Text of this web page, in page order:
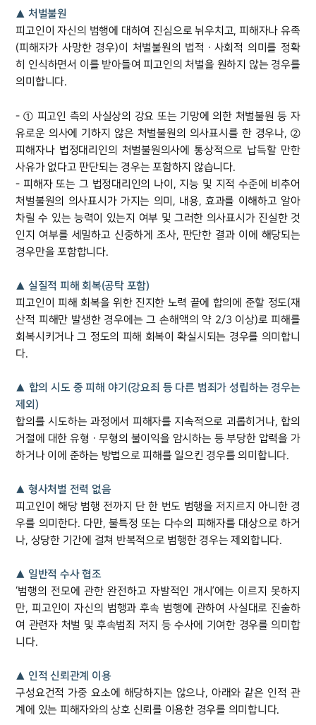
고객후기
성범죄대응부 업무
전체
구성원 소개
성범죄전문변호사
소식/자료
공지사항
법률 블로그
법률서식
뉴스레터/브로슈어
세미나
대륜법률상담예약
대륜법률상담예약
▲ 처벌불원
피고인이 자신의 범행에 대하여 진심으로 뉘우치고, 피해자나 유족
(피해자가 사망한 경우)이 처벌불원의 법적ㆍ사회적 의미를 정확
히 인식하면서 이를 받아들여 피고인의 처벌을 원하지 않는 경우를
의미합니다.
- ① 피고인 측의 사실상의 강요 또는 기망에 의한 처벌불원 등 자
유로운 의사에 기하지 않은 처벌불원의 의사표시를 한 경우나, ②
피해자나 법정대리인의 처벌불원의사에 통상적으로 납득할 만한
사유가 없다고 판단되는 경우는 포함하지 않습니다.
- 피해자 또는 그 법정대리인의 나이, 지능 및 지적 수준에 비추어
처벌불원의 의사표시가 가지는 의미, 내용, 효과를 이해하고 알아
차릴 수 있는 능력이 있는지 여부 및 그러한 의사표시가 진실한 것
인지 여부를 세밀하고 신중하게 조사, 판단한 결과 이에 해당되는
경우만을 포함합니다.
▲ 실질적 피해 회복(공탁 포함)
피고인이 피해 회복을 위한 진지한 노력 끝에 합의에 준할 정도(재
산적 피해만 발생한 경우에는 그 손해액의 약 2/3 이상)로 피해를
회복시키거나 그 정도의 피해 회복이 확실시되는 경우를 의미합니
다.
▲ 합의 시도 중 피해 야기(강요죄 등 다른 범죄가 성립하는 경우는
제외)
합의를 시도하는 과정에서 피해자를 지속적으로 괴롭히거나, 합의
거절에 대한 유형ㆍ무형의 불이익을 암시하는 등 부당한 압력을 가
하거나 이에 준하는 방법으로 피해를 일으킨 경우를 의미합니다.
▲ 형사처벌 전력 없음
피고인이 해당 범행 전까지 단 한 번도 범행을 저지르지 아니한 경
우를 의미한다. 다만, 불특정 또는 다수의 피해자를 대상으로 하거
나, 상당한 기간에 걸쳐 반복적으로 범행한 경우는 제외합니다.
▲ 일반적 수사 협조
‘범행의 전모에 관한 완전하고 자발적인 개시’에는 이르지 못하지
만, 피고인이 자신의 범행과 후속 범행에 관하여 사실대로 진술하
여 관련자 처벌 및 후속범죄 저지 등 수사에 기여한 경우를 의미합
니다.
▲ 인적 신뢰관계 이용
구성요건적 가중 요소에 해당하지는 않으나, 아래와 같은 인적 관
계에 있는 피해자와의 상호 신뢰를 이용한 경우를 의미합니다.